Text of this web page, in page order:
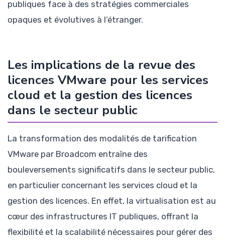
publiques face à des stratégies commerciales
opaques et évolutives à l’étranger.
Les implications de la revue des
licences VMware pour les services
cloud et la gestion des licences
dans le secteur public
La transformation des modalités de tarification
VMware par Broadcom entraîne des
bouleversements significatifs dans le secteur public,
en particulier concernant les services cloud et la
gestion des licences. En effet, la virtualisation est au
cœur des infrastructures IT publiques, offrant la
flexibilité et la scalabilité nécessaires pour gérer des